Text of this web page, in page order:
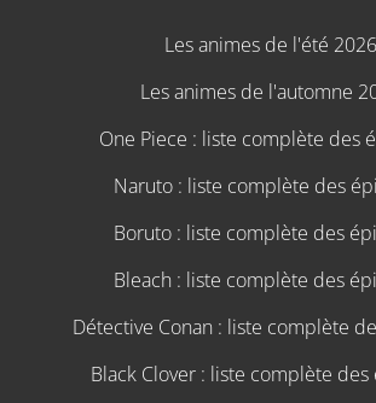
Les animes de l'été 2026
Les animes de l'automne
One Piece : liste complète des
Naruto : liste complète des
Boruto : liste complète des
Bleach : liste complète des
Détective Conan : liste complète
Black Clover : liste complète des